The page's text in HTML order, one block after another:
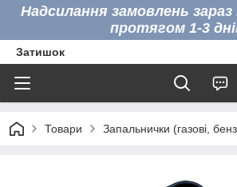
Надсилання замовлень зараз
протягом 1-3
Затишок
Товари Запальнички (газові,